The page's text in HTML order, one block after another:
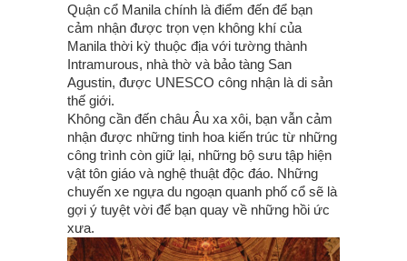
Quận cổ Manila chính là điểm đến để bạn
cảm nhận được trọn vẹn không khí của
Manila thời kỳ thuộc địa với tường thành
Intramurous, nhà thờ và bảo tàng San
Agustin, được UNESCO công nhận là di sản
thế giới.
Không cần đến châu Âu xa xôi, bạn vẫn cảm
nhận được những tinh hoa kiến trúc từ những
công trình còn giữ lại, những bộ sưu tập hiện
vật tôn giáo và nghệ thuật độc đáo. Những
chuyến xe ngựa du ngoạn quanh phố cổ sẽ là
gợi ý tuyệt vời để bạn quay về những hồi ức
xưa.